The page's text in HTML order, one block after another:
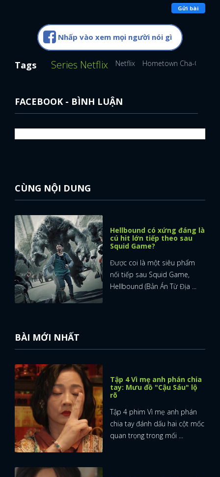
Gửi bài
Nhấp vào xem mọi người nói gì
Tags Series Netflix Netflix Hometown Cha-Cha-
FACEBOOK - BÌNH LUẬN
CÙNG NỘI DUNG
Hellbound có xứng đáng là
cú hit lớn tiếp theo sau
Squid Game?
Được coi là một siêu phẩm
nối tiếp sau Squid Game,
Hellbound (Bản Án Từ Địa ...
BÀI MỚI NHẤT
Tập 4 Vì mẹ anh phán chia
tay: Mưu đồ "Cậu Sáu" lộ
rõ
Tập 4 phim Vì mẹ anh phán
chia tay đánh dấu hai cột mốc
quan trọng trong mối ...